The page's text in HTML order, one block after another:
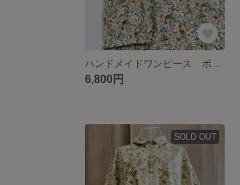
6,800円
SOLD OUT